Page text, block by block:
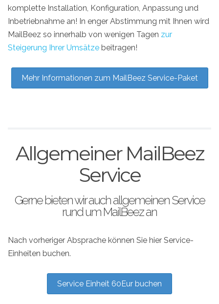
komplette Installation, Konfiguration, Anpassung und
Inbetriebnahme an! In enger Abstimmung mit Ihnen wird
MailBeez so innerhalb von wenigen Tagen zur
Steigerung Ihrer Umsätze beitragen!
Mehr Informationen zum MailBeez Service-Paket
Allgemeiner MailBeez
Service
Gerne bieten wir auch allgemeinen Service
rund um MailBeez an
Nach vorheriger Absprache können Sie hier Service-
Einheiten buchen.
Service Einheit 60Eur buchen